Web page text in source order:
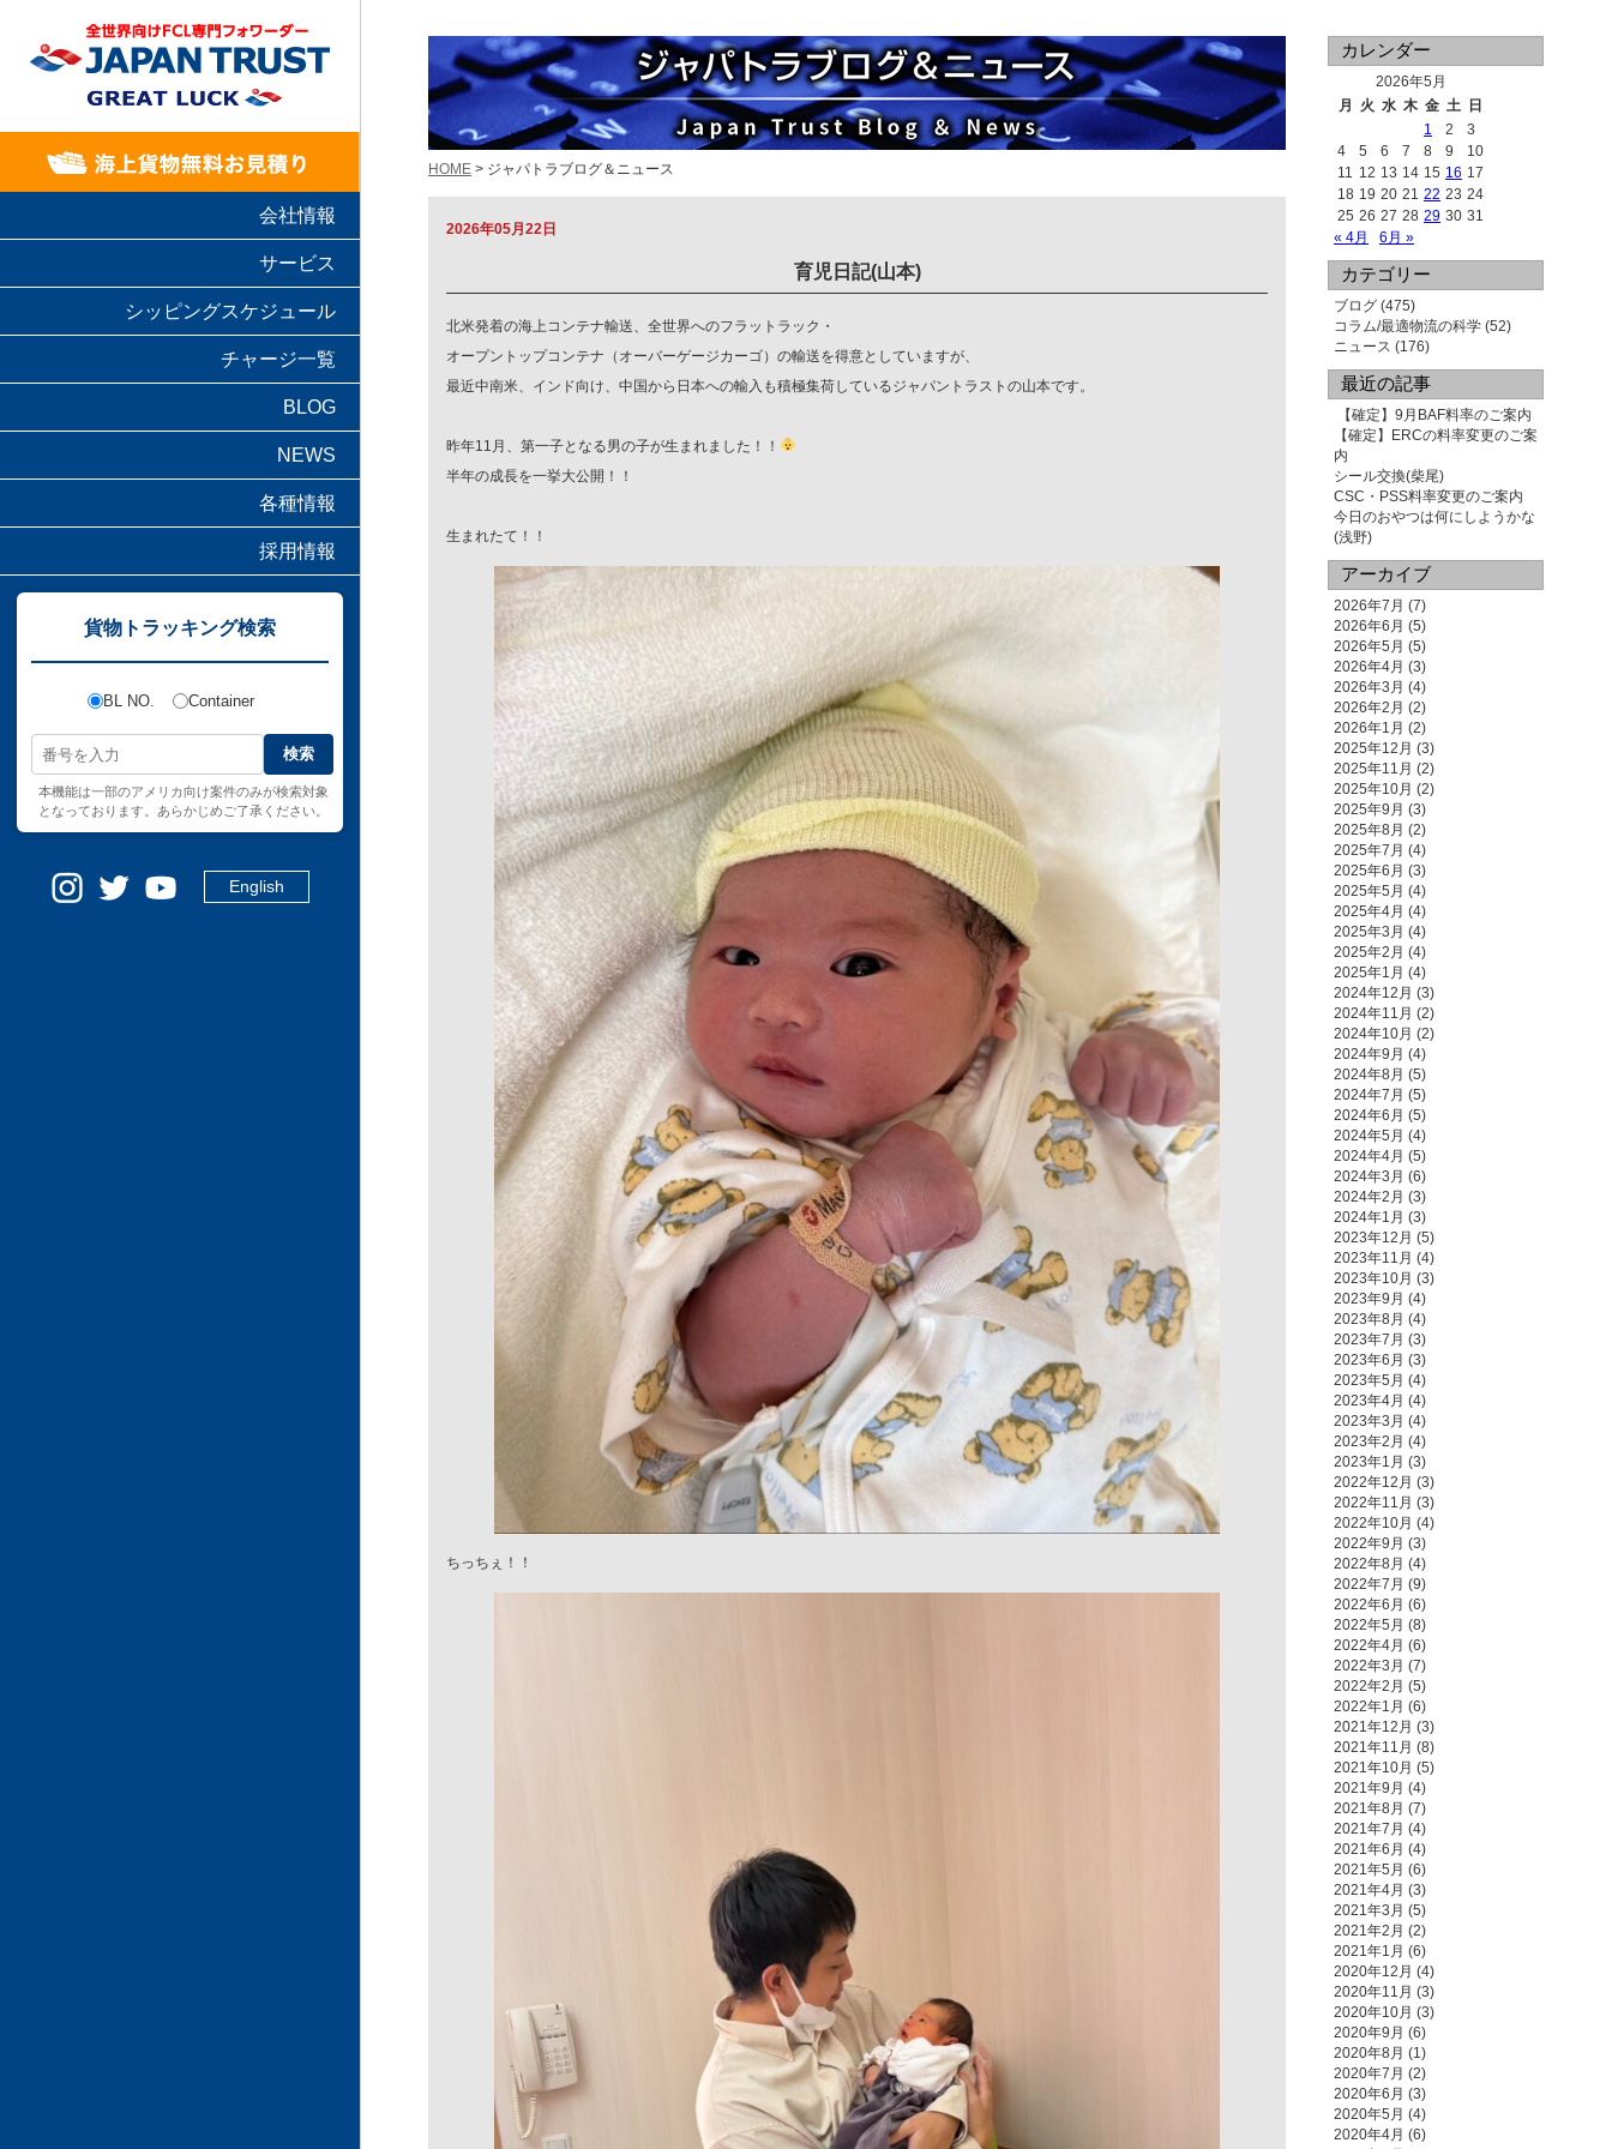
会社情報
サービス
シッピングスケジュール
チャージ一覧
BLOG
NEWS
各種情報
採用情報
貨物トラッキング検索
BL NO. Container
検索
本機能は一部のアメリカ向け案件のみが検索対象
となっております。あらかじめご了承ください。
English
HOME > ジャパトラブログ＆ニュース
2026年05月22日
育児日記(山本)
北米発着の海上コンテナ輸送、全世界へのフラットラック・
オープントップコンテナ（オーバーゲージカーゴ）の輸送を得意としていますが、
最近中南米、インド向け、中国から日本への輸入も積極集荷しているジャパントラストの山本です。
昨年11月、第一子となる男の子が生まれました！！
半年の成長を一挙大公開！！
生まれたて！！
ちっちぇ！！
カレンダー
2026年5月
月
火 水 木 金 土
日
1
2
3
4
5 6 7 8 9
10
11 12 13 14 15 16 17
18 19 20 21 22 23 24
25 26 27 28 29 30 31
« 4月
6月 »
カテゴリー
ブログ (475)
コラム/最適物流の科学 (52)
ニュース (176)
最近の記事
【確定】9月BAF料率のご案内
【確定】ERCの料率変更のご案
内
シール交換(柴尾)
CSC・PSS料率変更のご案内
今日のおやつは何にしようかな
(浅野)
アーカイブ
2026年7月 (7)
2026年6月 (5)
2026年5月 (5)
2026年4月 (3)
2026年3月 (4)
2026年2月 (2)
2026年1月 (2)
2025年12月 (3)
2025年11月 (2)
2025年10月 (2)
2025年9月 (3)
2025年8月 (2)
2025年7月 (4)
2025年6月 (3)
2025年5月 (4)
2025年4月 (4)
2025年3月 (4)
2025年2月 (4)
2025年1月 (4)
2024年12月 (3)
2024年11月 (2)
2024年10月 (2)
2024年9月 (4)
2024年8月 (5)
2024年7月 (5)
2024年6月 (5)
2024年5月 (4)
2024年4月 (5)
2024年3月 (6)
2024年2月 (3)
2024年1月 (3)
2023年12月 (5)
2023年11月 (4)
2023年10月 (3)
2023年9月 (4)
2023年8月 (4)
2023年7月 (3)
2023年6月 (3)
2023年5月 (4)
2023年4月 (4)
2023年3月 (4)
2023年2月 (4)
2023年1月 (3)
2022年12月 (3)
2022年11月 (3)
2022年10月 (4)
2022年9月 (3)
2022年8月 (4)
2022年7月 (9)
2022年6月 (6)
2022年5月 (8)
2022年4月 (6)
2022年3月 (7)
2022年2月 (5)
2022年1月 (6)
2021年12月 (3)
2021年11月 (8)
2021年10月 (5)
2021年9月 (4)
2021年8月 (7)
2021年7月 (4)
2021年6月 (4)
2021年5月 (6)
2021年4月 (3)
2021年3月 (5)
2021年2月 (2)
2021年1月 (6)
2020年12月 (4)
2020年11月 (3)
2020年10月 (3)
2020年9月 (6)
2020年8月 (1)
2020年7月 (2)
2020年6月 (3)
2020年5月 (4)
2020年4月 (6)